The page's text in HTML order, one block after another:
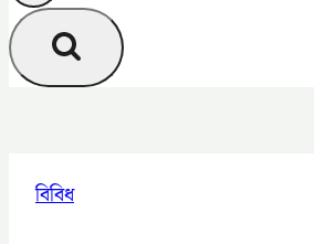
বিবিধ